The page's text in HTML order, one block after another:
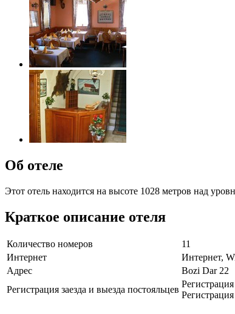
Об отеле
Этот отель находится на высоте 1028 метров над
Краткое описание отеля
Количество номеров
11
Интернет
Интернет,
Адрес
Bozi Dar 22
Регистрация заезда и выезда постояльцев